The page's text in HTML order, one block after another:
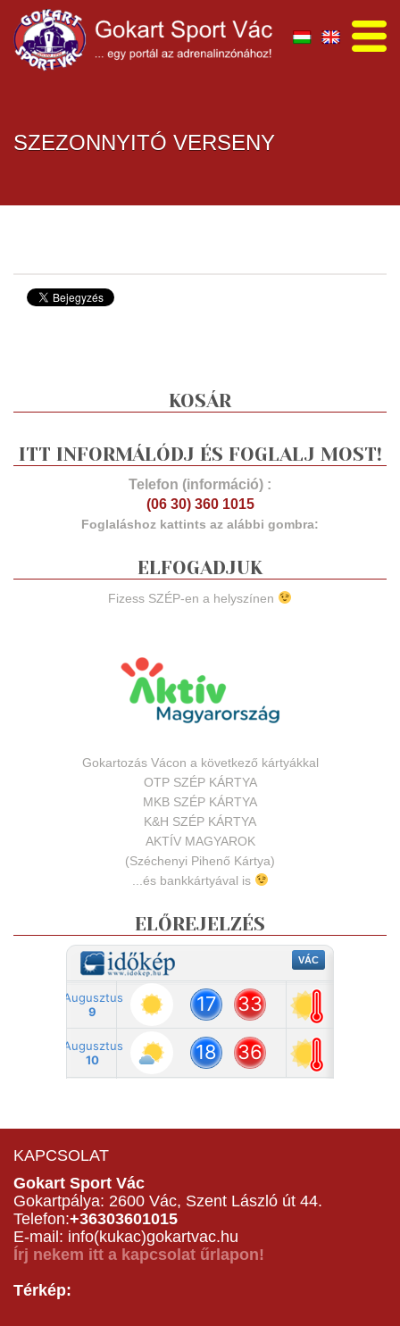
SZEZONNYITÓ VERSENY
KOSÁR
ITT INFORMÁLÓDJ ÉS FOGLALJ MOST!
Telefon (információ) :
(06 30) 360 1015
Foglaláshoz kattints az alábbi gombra:
ELFOGADJUK
Fizess SZÉP-en a helyszínen
Gokartozás Vácon a következő kártyákkal
OTP SZÉP KÁRTYA
MKB SZÉP KÁRTYA
K&H SZÉP KÁRTYA
AKTÍV MAGYAROK
(Széchenyi Pihenő Kártya)
...és bankkártyával is
ELŐREJELZÉS
KAPCSOLAT
Gokart Sport Vác
Gokartpálya: 2600 Vác, Szent László út 44.
Telefon:+36303601015
E-mail: info(kukac)gokartvac.hu
Írj nekem itt a kapcsolat űrlapon!
Térkép: